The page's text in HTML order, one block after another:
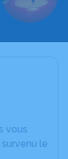
vous
le